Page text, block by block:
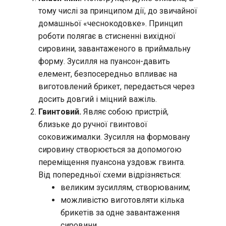
тому числі за принципом дії, до звичайної
домашньої «чеснокодовке». Принцип
роботи полягає в стисненні вихідної
сировини, завантаженого в приймальну
форму. Зусилля на пуансон-давить
елемент, безпосередньо впливає на
виготовлений брикет, передається через
досить довгий і міцний важіль.
Гвинтовий. Являє собою пристрій,
близьке до ручної гвинтової
соковижималки. Зусилля на формовану
сировину створюється за допомогою
переміщення пуансона уздовж гвинта.
Від попередньої схеми відрізняється:
великим зусиллям, створюваним;
можливістю виготовляти кілька
брикетів за одне завантаження